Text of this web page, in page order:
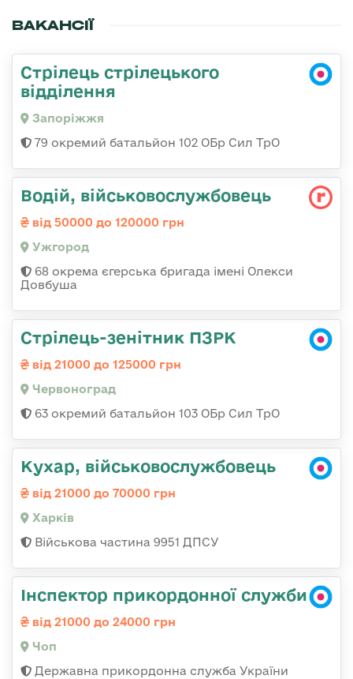
ВАКАНСІЇ
Стрілець стрілецького
відділення
Запоріжжя
79 окремий батальйон 102 ОБр Сил ТрО
Водій, військовослужбовець
від 50000 до 120000 грн
Ужгород
68 окрема єгерська бригада імені Олекси
Довбуша
Стрілець-зенітник ПЗРК
від 21000 до 125000 грн
Червоноград
63 окремий батальйон 103 ОБр Сил ТрО
Кухар, військовослужбовець
від 21000 до 70000 грн
Харків
Військова частина 9951 ДПСУ
Інспектор прикордонної служби
від 21000 до 24000 грн
Чоп
Державна прикордонна служба України